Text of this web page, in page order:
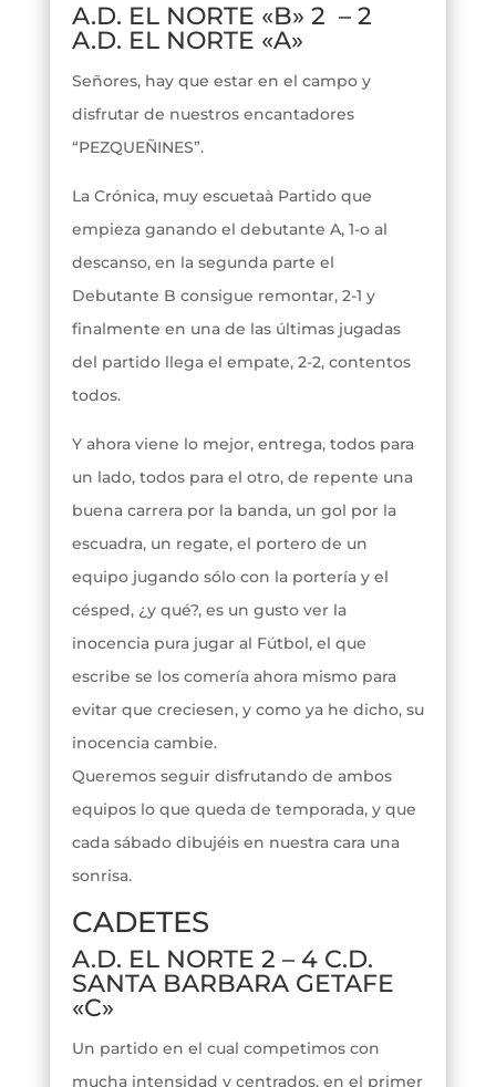
A.D. EL NORTE «B» 2 – 2
A.D. EL NORTE «A»
Señores, hay que estar en el campo y
disfrutar de nuestros encantadores
“PEZQUEÑINES”.
La Crónica, muy escuetaà Partido que
empieza ganando el debutante A, 1-o al
descanso, en la segunda parte el
Debutante B consigue remontar, 2-1 y
finalmente en una de las últimas jugadas
del partido llega el empate, 2-2, contentos
todos.
Y ahora viene lo mejor, entrega, todos para
un lado, todos para el otro, de repente una
buena carrera por la banda, un gol por la
escuadra, un regate, el portero de un
equipo jugando sólo con la portería y el
césped, ¿y qué?, es un gusto ver la
inocencia pura jugar al Fútbol, el que
escribe se los comería ahora mismo para
evitar que creciesen, y como ya he dicho, su
inocencia cambie.
Queremos seguir disfrutando de ambos
equipos lo que queda de temporada, y que
cada sábado dibujéis en nuestra cara una
sonrisa.
CADETES
A.D. EL NORTE 2 – 4 C.D.
SANTA BARBARA GETAFE
«C»
Un partido en el cual competimos con
mucha intensidad y centrados, en el primer